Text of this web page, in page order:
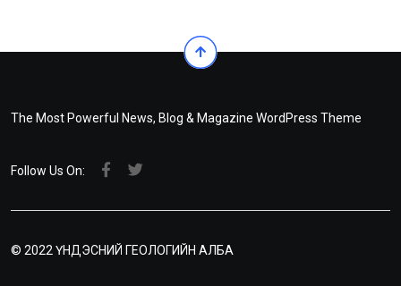
The Most Powerful News, Blog & Magazine WordPress Theme
Follow Us On:
© 2022 ҮНДЭСНИЙ ГЕОЛОГИЙН АЛБА